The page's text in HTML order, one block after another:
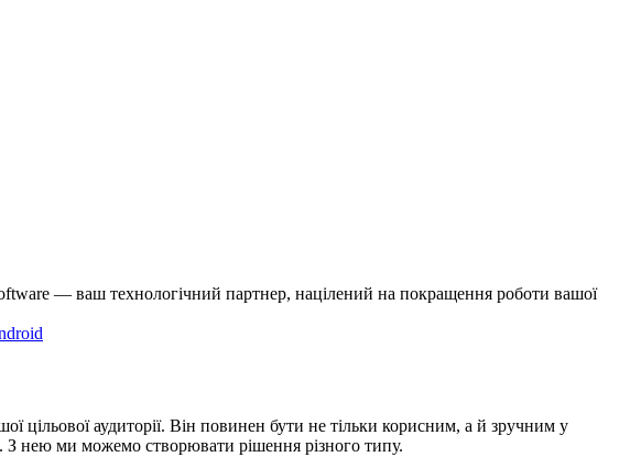
— ваш технологічний партнер, націлений на покращення роботи вашої
цільової аудиторії. Він повинен бути не тільки корисним, а й зручним у
З нею ми можемо створювати рішення різного типу.